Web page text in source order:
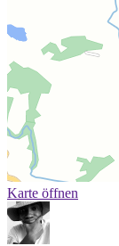
Karte öffnen